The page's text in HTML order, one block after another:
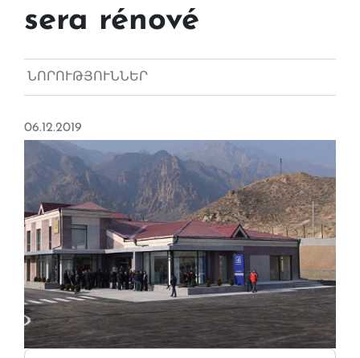
sera rénové
ՆՈՐՈՒԹՅՈՒՆՆԵՐ
06.12.2019